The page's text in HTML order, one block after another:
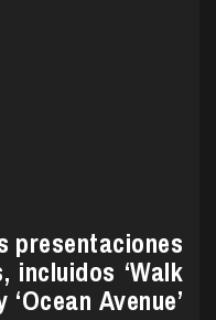
presentaciones
incluidos ‘Walk
Avenue’